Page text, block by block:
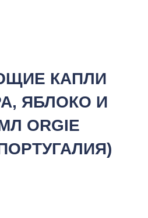
КАПЛИ
ЯБЛОКО И
ORGIE